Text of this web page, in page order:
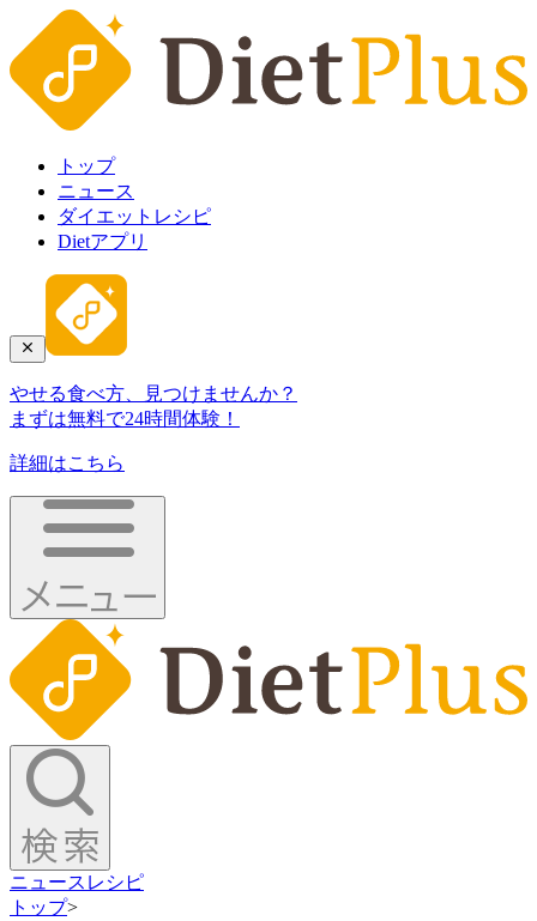
トップ
ニュース
ダイエットレシピ
Dietアプリ
やせる食べ方、見つけませんか？
まずは無料で24時間体験！
詳細はこちら
ニュース レシピ
トップ>